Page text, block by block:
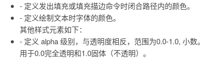
- 定义发出填充或填充描边命令时闭合路径内的颜色。
- 定义绘制文本时字体的颜色。
其他样式元素如下：
- 定义 alpha 级别，与透明度相反，范围为0.0-1.0, 小数。
用于0.0完全透明和1.0固体（不透明）。